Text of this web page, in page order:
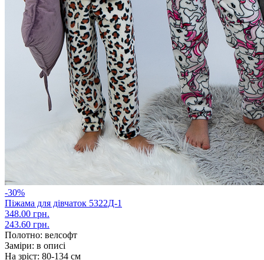
-30%
Піжама для дівчаток 5322Д-1
348.00 грн.
243.60 грн.
Полотно: велсофт
Заміри: в описі
На зріст: 80-134 см